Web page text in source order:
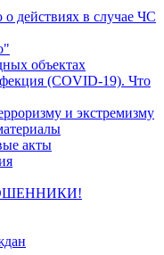
действиях в случае ЧС
объектах
(COVID-19). Что
и экстремизму
акты